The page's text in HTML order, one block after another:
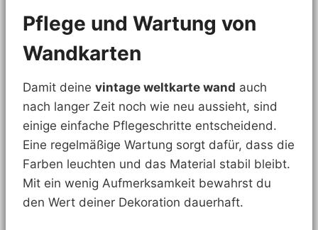
Pflege und Wartung von
Wandkarten
Damit deine vintage weltkarte wand auch
nach langer Zeit noch wie neu aussieht, sind
einige einfache Pflegeschritte entscheidend.
Eine regelmäßige Wartung sorgt dafür, dass die
Farben leuchten und das Material stabil bleibt.
Mit ein wenig Aufmerksamkeit bewahrst du
den Wert deiner Dekoration dauerhaft.